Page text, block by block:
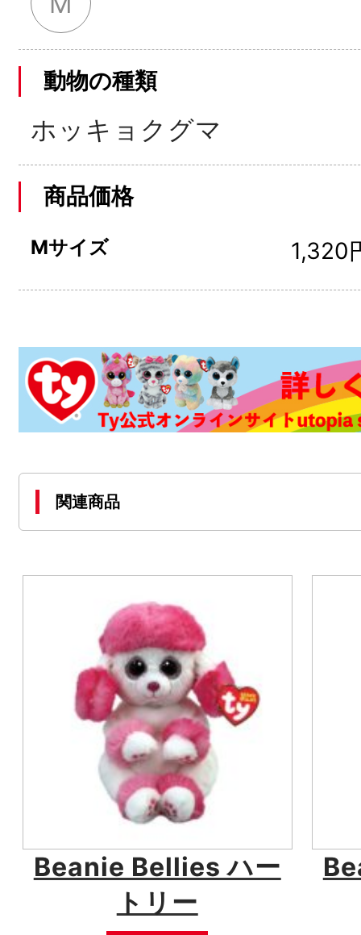
動物の種類
ホッキョクグマ
商品価格
Mサイズ 1,320
関連商品
Beanie Bellies ハー
トリー